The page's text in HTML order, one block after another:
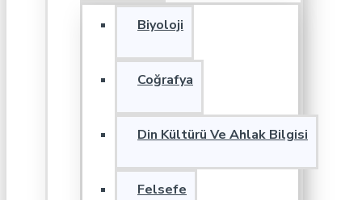
Biyoloji
Coğrafya
Din Kültürü Ve Ahlak Bilgisi
Felsefe